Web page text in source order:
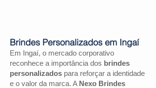
Em Ingaí, o mercado corporativo
reconhece a importância dos brindes
personalizados para reforçar a identidade
e o valor da marca. A Nexo Brindes
Brindes Personalizados em Ingaí